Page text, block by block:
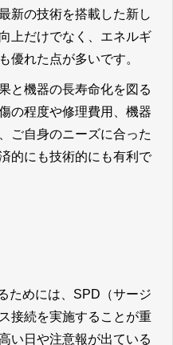
新の技術を搭載した新し
上だけでなく、エネルギ
優れた点が多いです。
と機器の長寿命化を図る
の程度や修理費用、機器
ご自身のニーズに合った
的にも技術的にも有利で
ためには、SPD（サージ
接続を実施することが重
い日や注意報が出ている